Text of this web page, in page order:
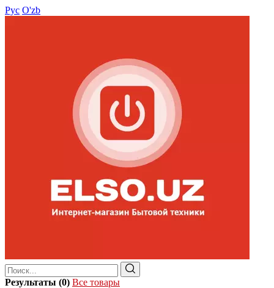
Рус O'zb
Результаты (0) Все товары